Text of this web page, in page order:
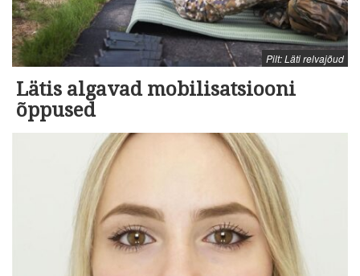
Pilt: Läti relvajõud
Lätis algavad mobilisatsiooni
õppused